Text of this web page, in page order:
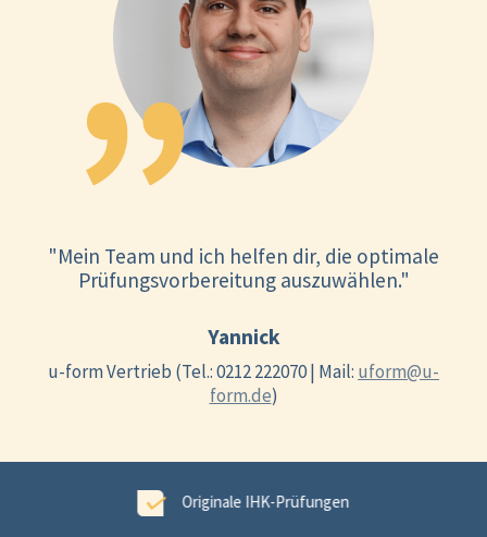
"Mein Team und ich helfen dir, die optimale
Prüfungsvorbereitung auszuwählen."
Yannick
u-form Vertrieb (Tel.: 0212 222070 | Mail: uform@u-
form.de)
Originale IHK-Prüfungen